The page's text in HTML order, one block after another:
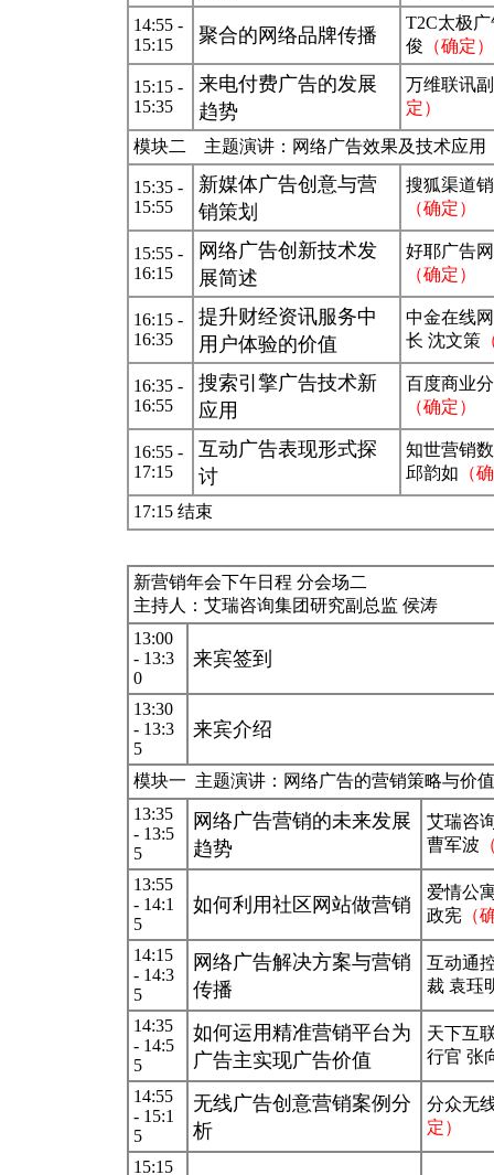
14:55 -
15:15
聚合的网络品牌传播
T2C太极
俊 （确定）
15:15 -
15:35
来电付费广告的发展
趋势
万维联讯
定）
模块二 主题演讲：网络广告效果及技术应用
15:35 -
15:55
新媒体广告创意与营
销策划
搜狐渠道
（确定）
15:55 -
16:15
网络广告创新技术发
展简述
好耶广告
（确定）
16:15 -
16:35
提升财经资讯服务中
用户体验的价值
中金在线
长 沈文策
16:35 -
16:55
搜索引擎广告技术新
应用
百度商业
（确定）
16:55 -
17:15
互动广告表现形式探
讨
知世营销
邱韵如 （
17:15 结束
新营销年会下午日程 分会场二
主持人：艾瑞咨询集团研究副总监 侯涛
13:00
- 13:3
0
来宾签到
13:30
- 13:3
5
来宾介绍
模块一 主题演讲：网络广告的营销策略与价
13:35
- 13:5
5
网络广告营销的未来发展
趋势
艾瑞咨
曹军波
13:55
- 14:1
5
如何利用社区网站做营销
爱情公
政宪 （
14:15
- 14:3
5
网络广告解决方案与营销
传播
互动通
裁 袁珏
14:35
- 14:5
5
如何运用精准营销平台为
广告主实现广告价值
天下互
行官 张
14:55
- 15:1
5
无线广告创意营销案例分
析
分众无
定）
15:15